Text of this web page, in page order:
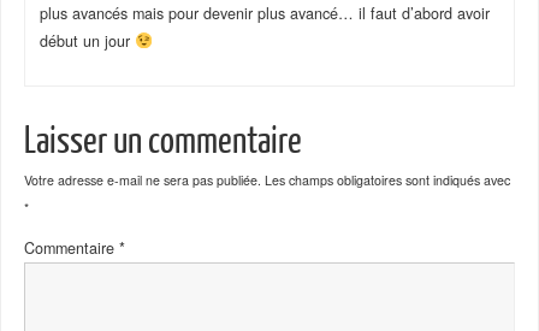
plus avancés mais pour devenir plus avancé… il faut d’abord avoir
début un jour
Laisser un commentaire
Votre adresse e-mail ne sera pas publiée. Les champs obligatoires sont indiqués avec
*
Commentaire *